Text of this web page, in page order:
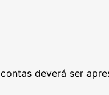
deverá ser